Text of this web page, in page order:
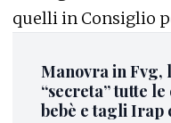
quelli in Consiglio
Manovra in Fvg,
“secreta” tutte
bebè e tagli Irap